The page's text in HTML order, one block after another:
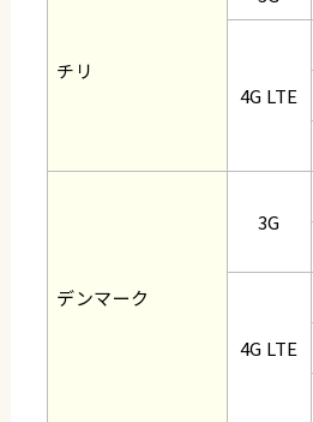
チリ
4G LTE
デンマーク
3G
4G LTE